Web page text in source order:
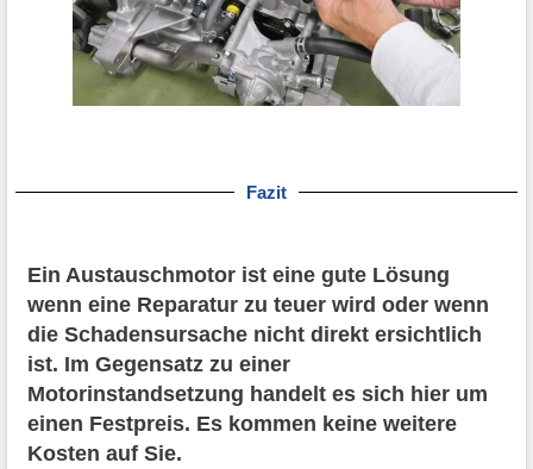
Fazit
Ein Austauschmotor ist eine gute Lösung
wenn eine Reparatur zu teuer wird oder wenn
die Schadensursache nicht direkt ersichtlich
ist. Im Gegensatz zu einer
Motorinstandsetzung handelt es sich hier um
einen Festpreis. Es kommen keine weitere
Kosten auf Sie.